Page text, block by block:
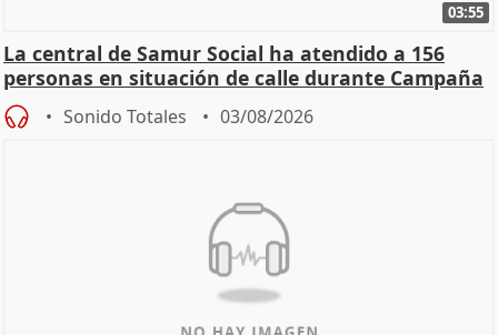
03:55
La central de Samur Social ha atendido a 156
personas en situación de calle durante Campaña
de Calor
Sonido Totales 03/08/2026